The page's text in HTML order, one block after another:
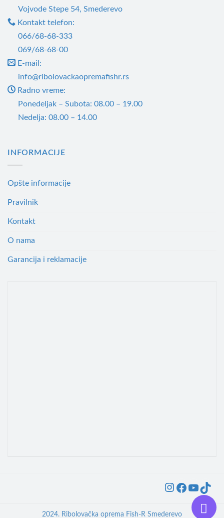
Vojvode Stepe 54, Smederevo
Kontakt telefon:
066/68-68-333
069/68-68-00
E-mail:
info@ribolovackaopremafishr.rs
Radno vreme:
Ponedeljak – Subota: 08.00 – 19.00
Nedelja: 08.00 – 14.00
INFORMACIJE
Opšte informacije
Pravilnik
Kontakt
O nama
Garancija i reklamacije
2024. Ribolovačka oprema Fish-R Smederevo